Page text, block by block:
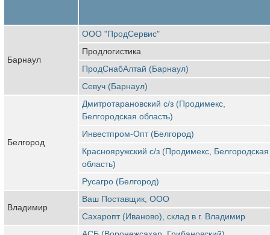
Барнаул
ООО "ПродСервис"
Продлогистика
ПродСнабАлтай (Барнаул)
Севуч (Барнаул)
Белгород
Дмитротарановский с/з (Продимекс,
Белгородская область)
Инвестпром-Опт (Белгород)
Краснояружский с/з (Продимекс, Белгородская
область)
Русагро (Белгород)
Владимир
Ваш Поставщик, ООО
Сахаропт (Иваново), склад в г. Владимир